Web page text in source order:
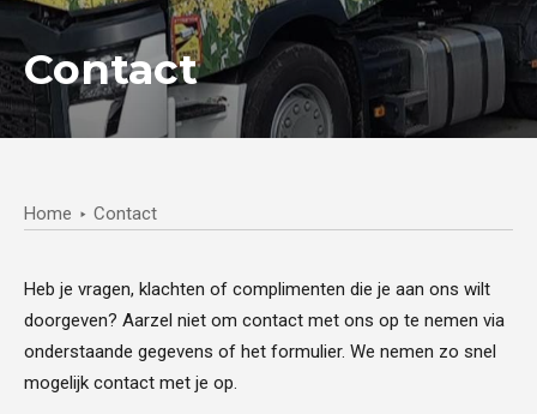
Contact
Home Contact
Heb je vragen, klachten of complimenten die je aan ons wilt
doorgeven? Aarzel niet om contact met ons op te nemen via
onderstaande gegevens of het formulier. We nemen zo snel
mogelijk contact met je op.